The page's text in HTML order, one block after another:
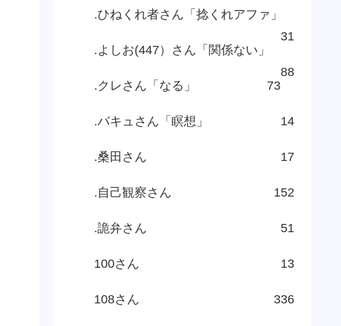
.ひねくれ者さん「捻くれアファ」
31
.よしお(447）さん「関係ない」
88
.クレさん「なる」
73
.バキュさん「瞑想」 14
.桑田さん 17
.自己観察さん 152
.詭弁さん 51
100さん 13
108さん 336